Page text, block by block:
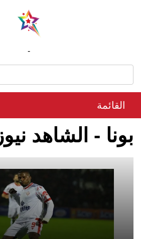
-
القائمة
بونا - الشاهد نيوز